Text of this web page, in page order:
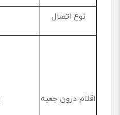
نوع اتصال
اقلام درون جعبه